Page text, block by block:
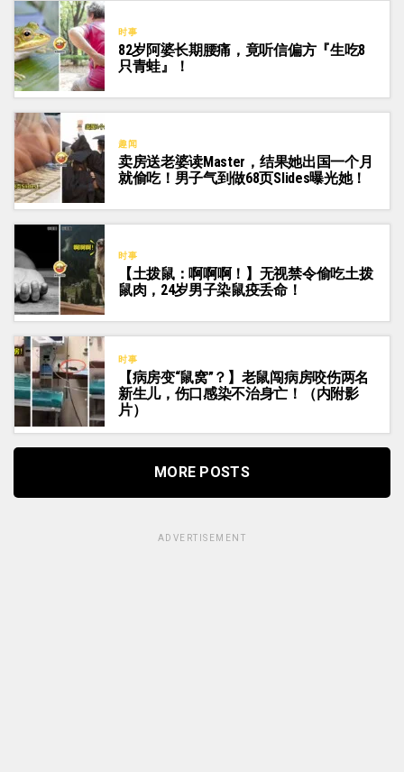
时事
82岁阿婆长期腰痛，竟听信偏方『生吃8
只青蛙』！
趣闻
卖房送老婆读Master，结果她出国一个月
就偷吃！男子气到做68页Slides曝光她！
时事
【土拨鼠：啊啊啊！】无视禁令偷吃土拨
鼠肉，24岁男子染鼠疫丢命！
时事
【病房变“鼠窝”？】老鼠闯病房咬伤两名
新生儿，伤口感染不治身亡！（内附影
片）
MORE POSTS
ADVERTISEMENT